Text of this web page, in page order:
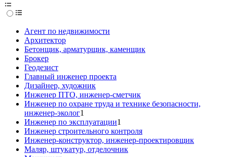
Агент по недвижимости
Архитектор
Бетонщик, арматурщик, каменщик
Брокер
Геодезист
Главный инженер проекта
Дизайнер, художник
Инженер ПТО, инженер-сметчик
Инженер по охране труда и технике безопасности,
инженер-эколог1
Инженер по эксплуатации1
Инженер строительного контроля
Инженер-конструктор, инженер-проектировщик
Маляр, штукатур, отделочник